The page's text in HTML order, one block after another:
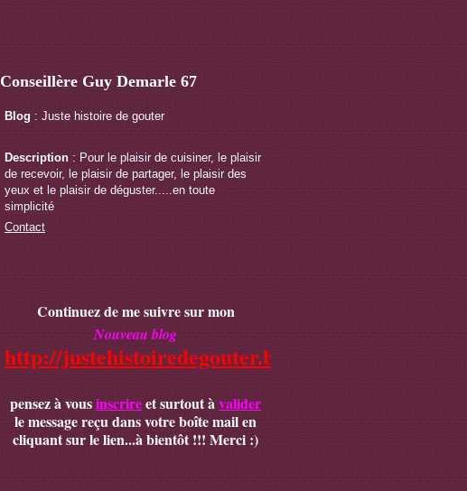
Conseillère Guy Demarle 67
Blog : Juste histoire de gouter
Description : Pour le plaisir de cuisiner, le plaisir
de recevoir, le plaisir de partager, le plaisir des
yeux et le plaisir de déguster.....en toute
simplicité
Contact
Continuez de me suivre sur mon
Nouveau blog
http://justehistoiredegouter.blogspot.fr
pensez à vousinscrireet surtout àvalider
le message reçu dans votre boîte mail en
cliquant sur le lien...à bientôt !!! Merci :)